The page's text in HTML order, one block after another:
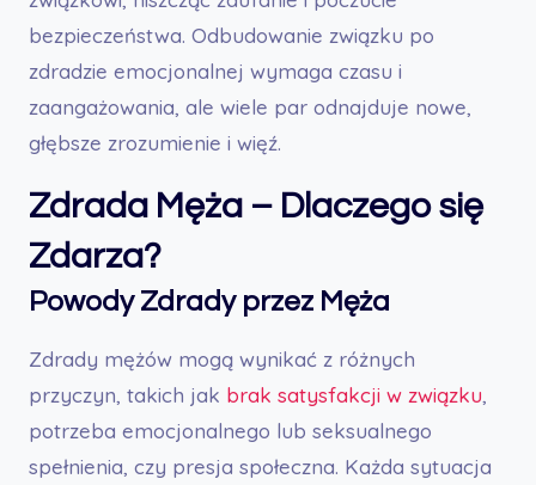
bezpieczeństwa. Odbudowanie związku po
zdradzie emocjonalnej wymaga czasu i
zaangażowania, ale wiele par odnajduje nowe,
głębsze zrozumienie i więź.
Zdrada Męża – Dlaczego się
Zdarza?
Powody Zdrady przez Męża
Zdrady mężów mogą wynikać z różnych
przyczyn, takich jak brak satysfakcji w związku,
potrzeba emocjonalnego lub seksualnego
spełnienia, czy presja społeczna. Każda sytuacja